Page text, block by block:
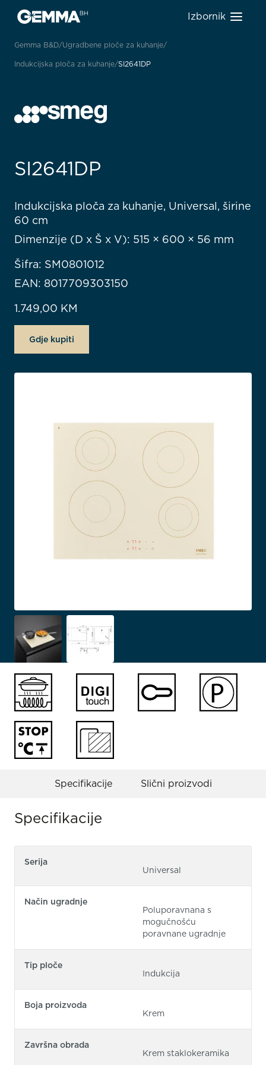
Izbornik
Gemma B&D Ugradbene ploče za kuhanje
Indukcijska ploča za kuhanje SI2641DP
SI2641DP
Indukcijska ploča za kuhanje, Universal, širine
60 cm
Dimenzije (D x Š x V): 515 × 600 × 56 mm
Šifra: SM0801012
EAN: 8017709303150
1.749,00 KM
Gdje kupiti
Specifikacije Slični proizvodi
Specifikacije
Serija
Universal
Način ugradnje
Poluporavnana s
mogučnošću
poravnane ugradnje
Tip ploče
Indukcija
Boja proizvoda
Krem
Završna obrada
Krem staklokeramika